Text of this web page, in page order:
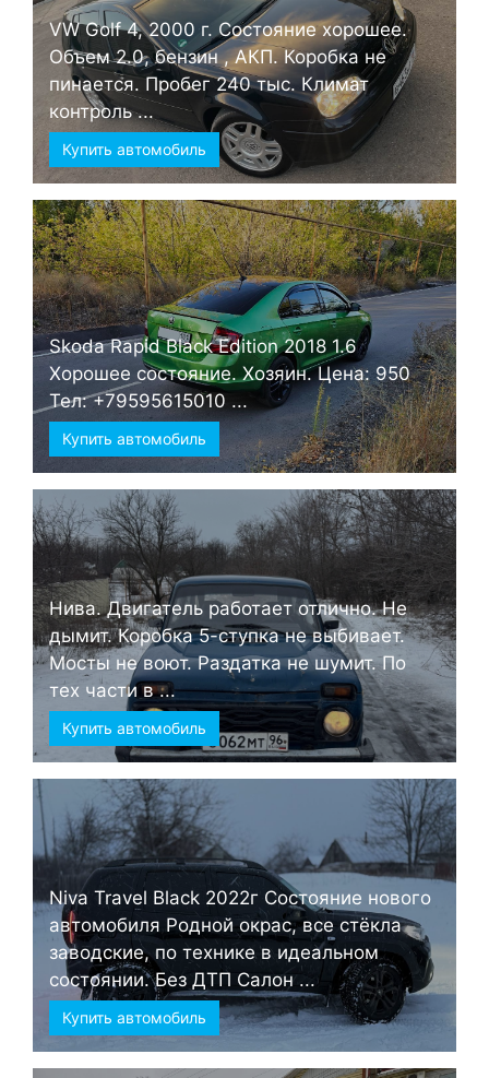
VW Golf 4, 2000 г. Состояние хорошее.
Объем 2.0, бензин , АКП. Коробка не
пинается. Пробег 240 тыс. Климат
контроль ...
Купить автомобиль
Skoda Rapid Black Edition 2018 1.6
Хорошее состояние. Хозяин. Цена: 950
Тел: +79595615010 ...
Купить автомобиль
Нива. Двигатель работает отлично. Не
дымит. Коробка 5-ступка не выбивает.
Мосты не воют. Раздатка не шумит. По
тех части в ...
Купить автомобиль
Niva Travel Black 2022г Состояние нового
автомобиля Родной окрас, все стёкла
заводские, по технике в идеальном
состоянии. Без ДТП Салон ...
Купить автомобиль